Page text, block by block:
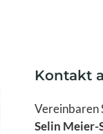
Kontakt
Vereinbaren
Selin Meier-